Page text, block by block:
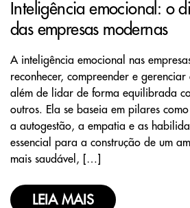
Inteligência emocional: o
das empresas modernas
A inteligência emocional nas
reconhecer, compreender e
além de lidar de forma equilibrada
outros. Ela se baseia em pilares
a autogestão, a empatia e as
essencial para a construção de um
mais saudável, […]
LEIA MAIS